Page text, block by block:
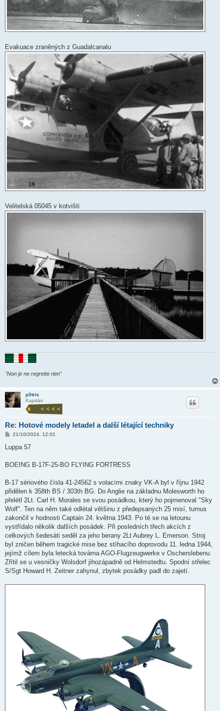
Evakuace zraněných z Guadalcanalu
Velitelská 05045 v kotvišti
"Non je ne regrette rien"
p3tris
Kapitán
Re: Hotové modely letadel a další létající techniky
P
í
s
ě
k
21/10/2024, 12:01
Luppa 57
BOEING B-17F-25-BO FLYING FORTRESS
B-17 sériového čísla 41-24562 s volacími znaky VK-A byl v říjnu 1942
přidělen k 358th BS / 303th BG. Do Anglie na základnu Molesworth ho
přelétl 2Lt. Carl H. Morales se svou posádkou, který ho pojmenoval "Sky
Wolf". Ten na něm také odlétal většinu z předepsaných 25 misí, turnus
zakončil v hodnosti Captain 24. května 1943. Po té se na letounu
vystřídalo několik dalších posádek. Při posledních třech akcích z
celkových šedesáti seděl za jeho berany 2Lt Aubrey L. Emerson. Stroj
byl zničen během tragické mise bez stíhacího doprovodu 11. ledna 1944,
jejímž cílem byla letecká továrna AGO-Flugzeugwerke v Oscherslebenu.
Zřítil se u vesničky Wolsdorf jihozápadně od Helmstedtu. Spodní střelec
S/Sgt Howard H. Zeitner zahynul, zbytek posádky padl do zajetí.